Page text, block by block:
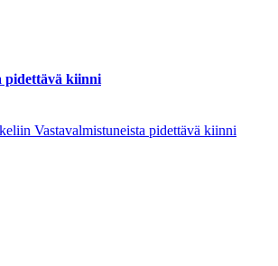
pidettävä kiinni
Vastavalmistuneista pidettävä kiinni